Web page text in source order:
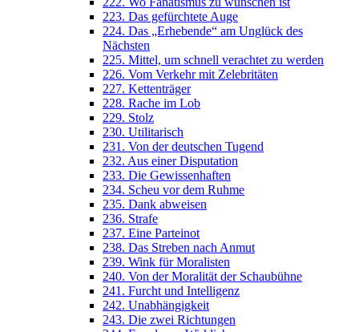
223. Das gefürchtete Auge
224. Das „Erhebende“ am Unglück des
Nächsten
225. Mittel, um schnell verachtet zu werden
226. Vom Verkehr mit Zelebritäten
227. Kettenträger
228. Rache im Lob
229. Stolz
230. Utilitarisch
231. Von der deutschen Tugend
232. Aus einer Disputation
233. Die Gewissenhaften
234. Scheu vor dem Ruhme
235. Dank abweisen
236. Strafe
237. Eine Parteinot
238. Das Streben nach Anmut
239. Wink für Moralisten
240. Von der Moralität der Schaubühne
241. Furcht und Intelligenz
242. Unabhängigkeit
243. Die zwei Richtungen